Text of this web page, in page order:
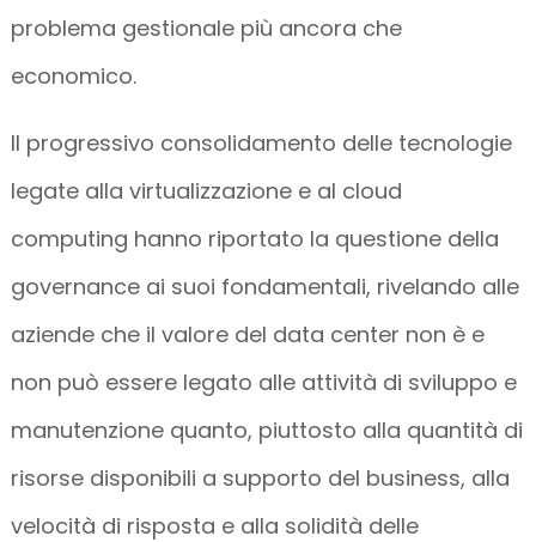
problema gestionale più ancora che
economico.
Il progressivo consolidamento delle tecnologie
legate alla virtualizzazione e al cloud
computing hanno riportato la questione della
governance ai suoi fondamentali, rivelando alle
aziende che il valore del data center non è e
non può essere legato alle attività di sviluppo e
manutenzione quanto, piuttosto alla quantità di
risorse disponibili a supporto del business, alla
velocità di risposta e alla solidità delle